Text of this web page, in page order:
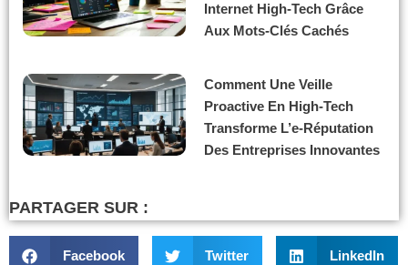
Internet High-Tech Grâce
Aux Mots-Clés Cachés
Comment Une Veille
Proactive En High-Tech
Transforme L’e-Réputation
Des Entreprises Innovantes
PARTAGER SUR :
Facebook Twitter LinkedIn